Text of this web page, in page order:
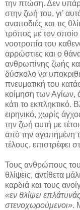
την πτώση. Δεν
στην ζωή του, γι’
αναποδιές και τις
τρόπος με τον οποίο
νοοτροπία του
αρρώστιες και ο
ανθρωπίνης ζωής και
δύσκολο να
πνευματική του
κοίμηση των Αγίων,
κάτι το
ειρηνικό, χωρίς
την ζωή αυτή με
από την αγαπημένη
τέλους, επιστρέφει
Τους ανθρώπους
θλίψεις, αντίθετα
καρδιά και τους
«εν θλίψει
στενοχωρούμενοι».